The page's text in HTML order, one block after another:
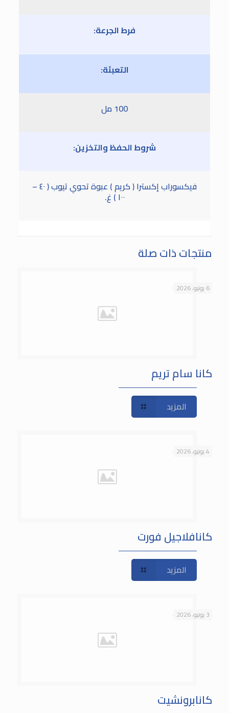
فرط الجرعة:
التعبئة:
100 مل
شروط الحفظ والتخزين:
فيكسوراب إكسترا ( كريم ) عبوة تحوي تيوب ( ٤٠ –
١٠٠ ) غ.
منتجات ذات صلة
6 يونيو، 2026
كانا سام تريم
المزيد
4 يونيو، 2026
كانافلاجيل فورت
المزيد
3 يونيو، 2026
كانابرونشيت